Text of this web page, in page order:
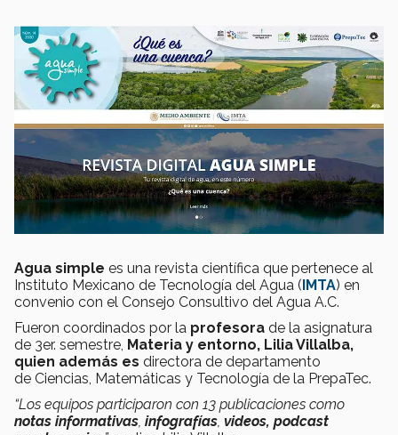
Agua simple es una revista científica que pertenece al
Instituto Mexicano de Tecnología del Agua (IMTA) en
convenio con el Consejo Consultivo del Agua A.C.
Fueron coordinados por la profesora de la asignatura
de 3er. semestre, Materia y entorno, Lilia Villalba,
quien además es directora de departamento
de Ciencias, Matemáticas y Tecnología de la PrepaTec.
“Los equipos participaron con 13 publicaciones como
notas informativas infografías videos, podcast